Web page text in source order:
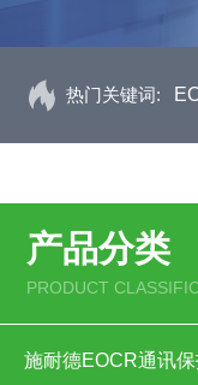
热门关键词:
产品分类
PRODUCT
施耐德EOCR通讯